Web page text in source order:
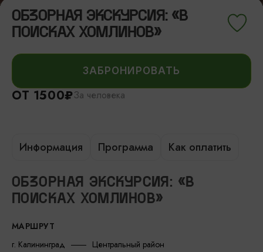
ОБЗОРНАЯ ЭКСКУРСИЯ: «В
ПОИСКАХ ХОМЛИНОВ»
ЗАБРОНИРОВАТЬ
ОТ 1500₽За человека
Информация Программа Как оплатить
ОБЗОРНАЯ ЭКСКУРСИЯ: «В
ПОИСКАХ ХОМЛИНОВ»
МАРШРУТ
г. Калининград
Центральный район